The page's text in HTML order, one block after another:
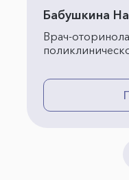
Бабушкина
Врач-